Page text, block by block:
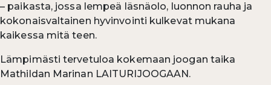
– paikasta, jossa lempeä läsnäolo, luonnon rauha ja
kokonaisvaltainen hyvinvointi kulkevat mukana
kaikessa mitä teen.
Lämpimästi tervetuloa kokemaan joogan taika
Mathildan Marinan LAITURIJOOGAAN.